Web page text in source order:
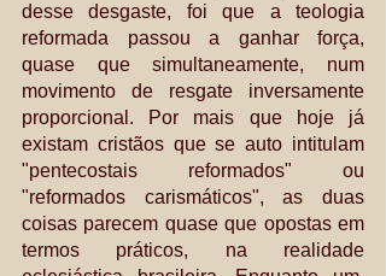
desse desgaste, foi que a teologia
reformada passou a ganhar força,
quase que simultaneamente, num
movimento de resgate inversamente
proporcional. Por mais que hoje já
existam cristãos que se auto intitulam
"pentecostais reformados" ou
"reformados carismáticos", as duas
coisas parecem quase que opostas em
termos práticos, na realidade